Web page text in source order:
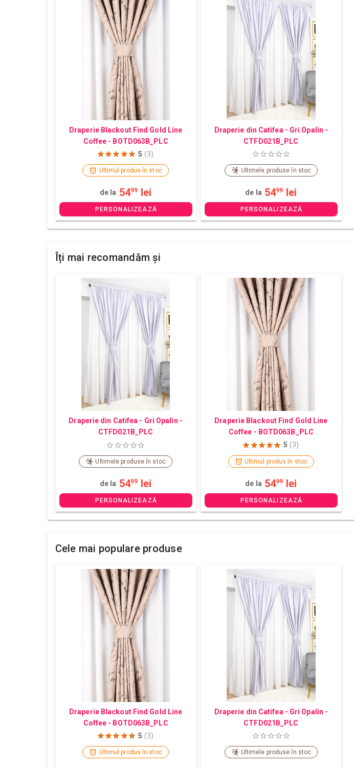
Draperie Blackout Find Gold Line
Coffee - BOTD063B_PLC
5 (3)
Ultimul produs în stoc
de la 5499 lei
PERSONALIZEAZĂ
Draperie din Catifea - Gri Opalin -
CTFD021B_PLC
Ultimele produse în stoc
de la 5499 lei
PERSONALIZEAZĂ
Îți mai recomandăm și
Draperie din Catifea - Gri Opalin -
CTFD021B_PLC
Ultimele produse în stoc
de la 5499 lei
PERSONALIZEAZĂ
Draperie Blackout Find Gold Line
Coffee - BOTD063B_PLC
5 (3)
Ultimul produs în stoc
de la 5499 lei
PERSONALIZEAZĂ
Cele mai populare produse
Draperie Blackout Find Gold Line
Coffee - BOTD063B_PLC
5 (3)
Ultimul produs în stoc
Draperie din Catifea - Gri Opalin -
CTFD021B_PLC
Ultimele produse în stoc